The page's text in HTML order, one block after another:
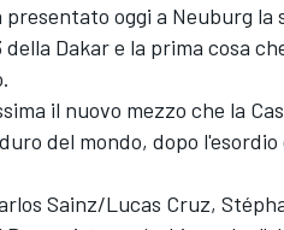
oggi a Neuburg
della Dakar e la prima cosa
il nuovo mezzo che la
del mondo, dopo
Sainz/Lucas Cruz,